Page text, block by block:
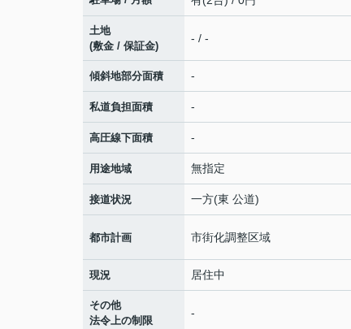
土地
(敷金 / 保証金)
- / -
傾斜地部分面積 -
私道負担面積 -
高圧線下面積 -
用途地域 無指定
接道状況 一方(東 公道)
都市計画 市街化調整区域
現況 居住中
その他
法令上の制限
-